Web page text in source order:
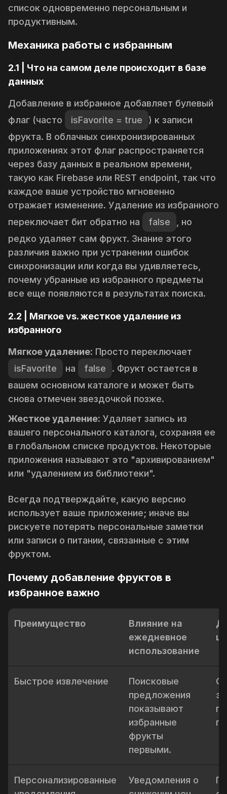
список одновременно персональным и
продуктивным.
Механика работы с избранным
2.1 | Что на самом деле происходит в базе
данных
Добавление в избранное добавляет булевый
флаг (часто
isFavorite = true
) к записи
фрукта. В облачных синхронизированных
приложениях этот флаг распространяется
через базу данных в реальном времени,
такую как Firebase или REST endpoint, так что
каждое ваше устройство мгновенно
отражает изменение. Удаление из избранного
переключает бит обратно на
false
, но
редко удаляет сам фрукт. Знание этого
различия важно при устранении ошибок
синхронизации или когда вы удивляетесь,
почему убранные из избранного предметы
все еще появляются в результатах поиска.
2.2 | Мягкое vs. жесткое удаление из
избранного
Мягкое удаление: Просто переключает
isFavorite
на false
. Фрукт остается в
вашем основном каталоге и может быть
снова отмечен звездочкой позже.
Жесткое удаление: Удаляет запись из
вашего персонального каталога, сохраняя ее
в глобальном списке продуктов. Некоторые
приложения называют это "архивированием"
или "удалением из библиотеки".
Всегда подтверждайте, какую версию
использует ваше приложение; иначе вы
рискуете потерять персональные заметки
или записи о питании, связанные с этим
фруктом.
Почему добавление фруктов в
избранное важно
Преимущество
Влияние на
ежедневное
использование
Быстрое извлечение
Поисковые
предложения
показывают
избранные
фрукты
первыми.
Персонализированные
Уведомления о